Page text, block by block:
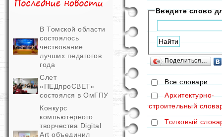
В Томской области
состоялось
чествование
лучших педагогов
года
Слет
«ПЕДпроСВЕТ»
состоялся в ОмГПУ
Конкурс
компьютерного
творчества Digital
Art объединил
Введите слово
Поделиться…
Все словари
Архитектурно-
строительный
Толковый